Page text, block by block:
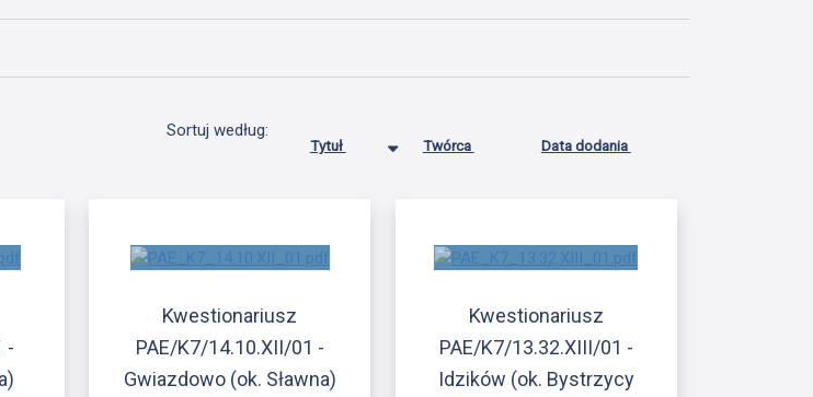
Sortuj według:
Tytuł Twórca Data dodania
-
Kwestionariusz
PAE/K7/14.10.XII/01 -
Gwiazdowo (ok. Sławna)
Kwestionariusz
PAE/K7/13.32.XIII/01 -
Idzików (ok. Bystrzycy